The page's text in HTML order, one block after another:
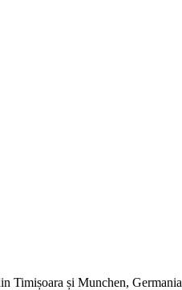
Timișoara și Munchen, Germania